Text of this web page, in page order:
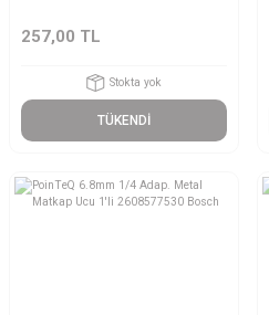
257,00 TL
Stokta yok
TÜKENDİ